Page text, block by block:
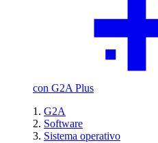
con G2A Plus
G2A
Software
Sistema operativo